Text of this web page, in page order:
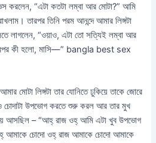
করলেন, “এটা কতটা লম্বা আর মোটা?” আমি
তারপর তিনি পরম আনন্দে আমার লিঙ্গটা
লাগলেন, “ওয়াও, এটা তো সত্যিই লম্বা আর
কী হলো, মাসি—” bangla best sex
মোটা লিঙ্গটা তার যোনিতে ঢুকিয়ে তাকে জোরে
চোদাটা উপভোগ করতে শুরু করল আর তার মুখ
আসছিল – “আহ্ রাজ ওহ্ আমি এটা খুব উপভোগ
চোদো ওহ্ রাজ আমাকে চোদো আমাকে